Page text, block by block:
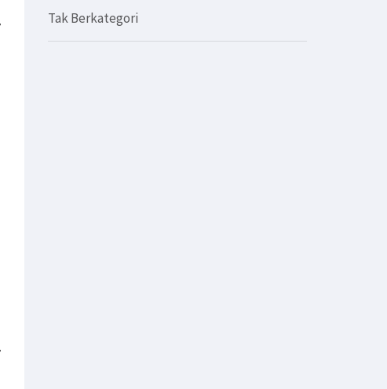
Tak Berkategori